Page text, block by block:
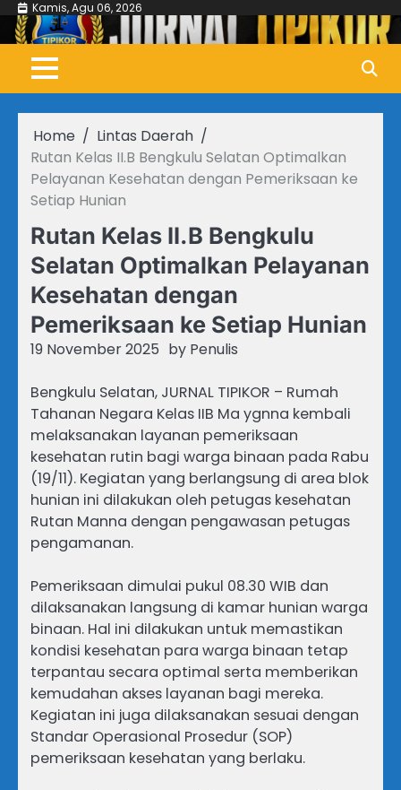
Skip
content
Kamis, Agu 06, 2026
Home
Lintas Daerah
Rutan Kelas II.B Bengkulu Selatan Optimalkan
Pelayanan Kesehatan dengan Pemeriksaan ke
Setiap Hunian
Rutan Kelas II.B Bengkulu
Selatan Optimalkan Pelayanan
Kesehatan dengan
Pemeriksaan ke Setiap Hunian
19 November 2025 by Penulis
Bengkulu Selatan, JURNAL TIPIKOR – Rumah
Tahanan Negara Kelas IIB Ma ygnna kembali
melaksanakan layanan pemeriksaan
kesehatan rutin bagi warga binaan pada Rabu
(19/11). Kegiatan yang berlangsung di area blok
hunian ini dilakukan oleh petugas kesehatan
Rutan Manna dengan pengawasan petugas
pengamanan.
Pemeriksaan dimulai pukul 08.30 WIB dan
dilaksanakan langsung di kamar hunian warga
binaan. Hal ini dilakukan untuk memastikan
kondisi kesehatan para warga binaan tetap
terpantau secara optimal serta memberikan
kemudahan akses layanan bagi mereka.
Kegiatan ini juga dilaksanakan sesuai dengan
Standar Operasional Prosedur (SOP)
pemeriksaan kesehatan yang berlaku.